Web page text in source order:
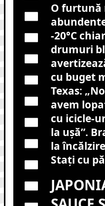
O furtună
-20°C
drumuri
cu buget
Texas:
avem
cu icicle-
la ușă”.
la
Stați cu